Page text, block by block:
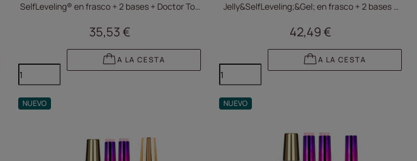
SelfLeveling® en frasco + 2 bases + Doctor Top
35,53 €
A LA CESTA
Jelly&SelfLeveling;&Gel; en frasco + 2 bases +
42,49 €
A LA CESTA
NUEVO NUEVO